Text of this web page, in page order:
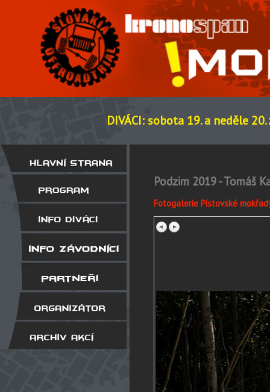
DIVÁCI: sobota 19. a neděle
Podzim 2019 - Tomáš
Fotogalerie Pístovské